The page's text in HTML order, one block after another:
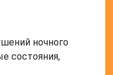
ночного
состояния,